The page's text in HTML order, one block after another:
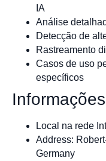
IA
Análise
Detecção de
Rastreamento
Casos de uso
específicos
Local na rede
Address:
Germany